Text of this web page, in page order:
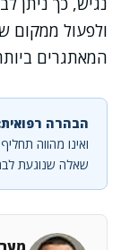
ולפעול ממקום
המאתגרים
הבהרה
ואינו מהווה
שאלה שנוגעת